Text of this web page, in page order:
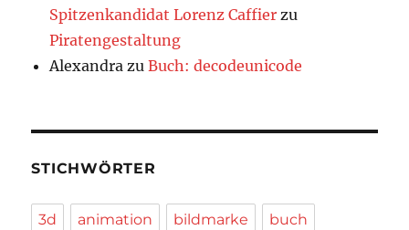
Spitzenkandidat Lorenz Caffier zu
Piratengestaltung
Alexandra zuBuch: decodeunicode
STICHWÖRTER
3d animation bildmarke buch